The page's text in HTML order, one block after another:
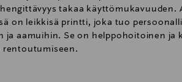
takaa
on leikkisä printti, joka tuo
aamuihin. Se on helppohoitoinen ja
rentoutumiseen.